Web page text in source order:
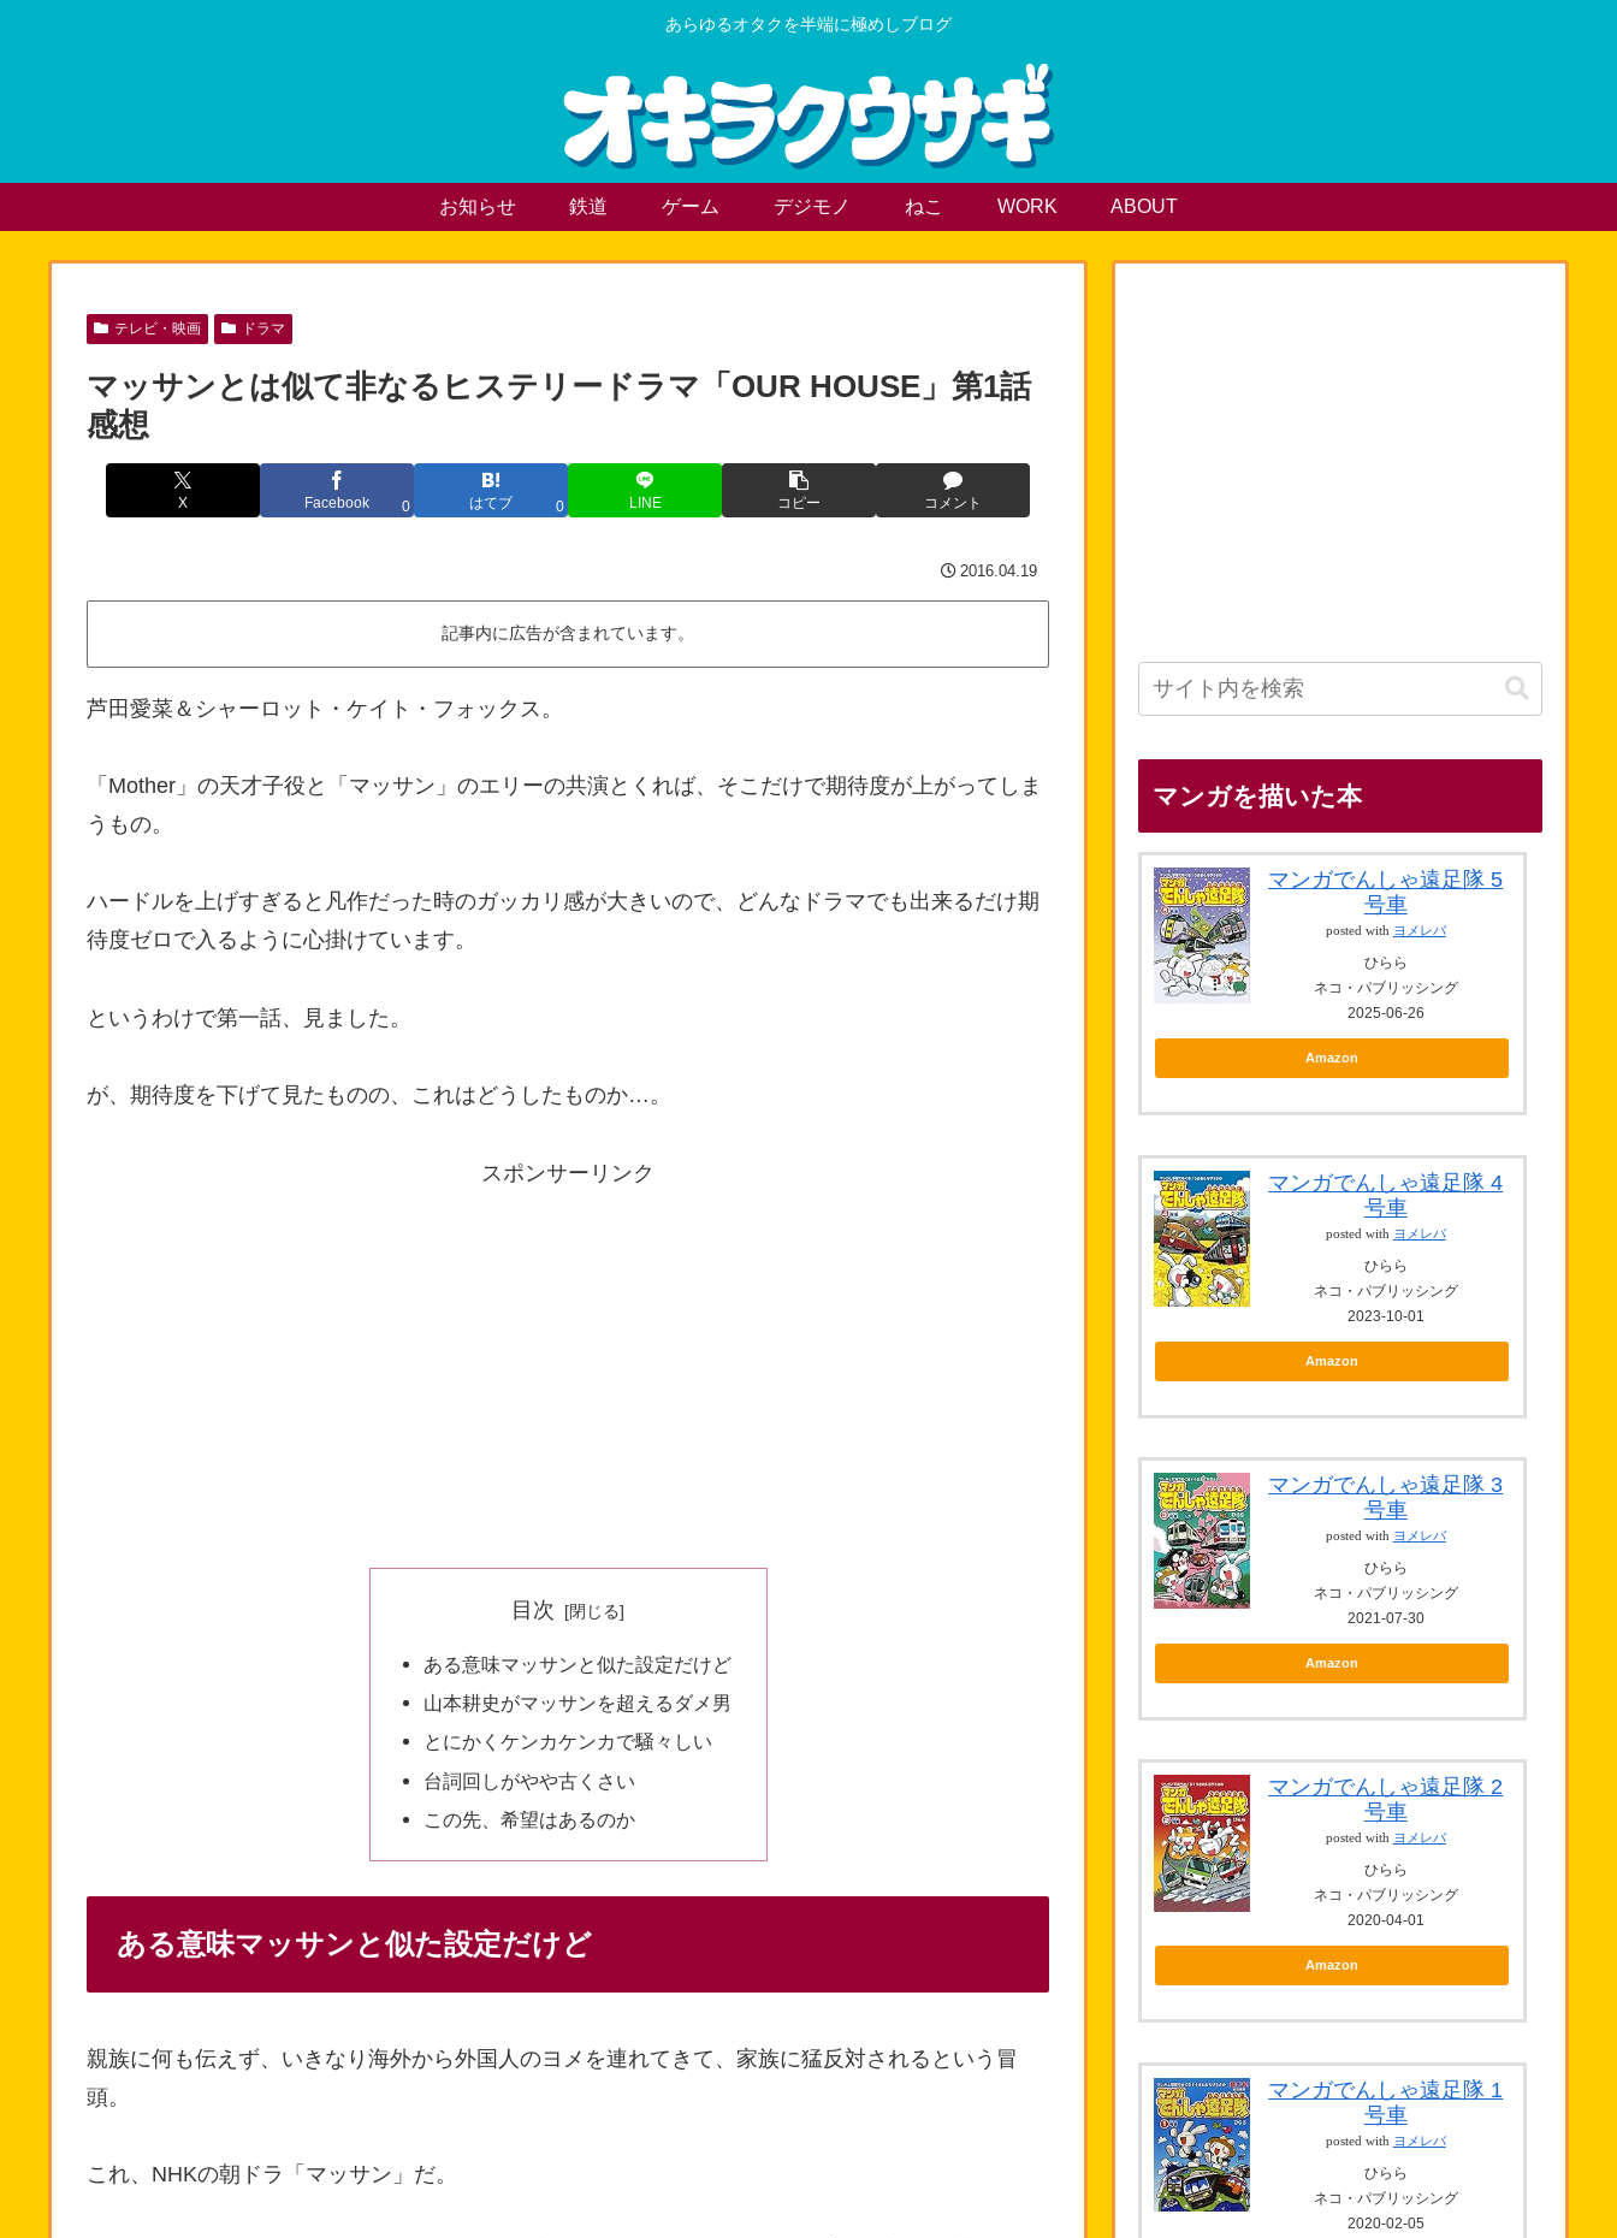
あらゆるオタクを半端に極めしブログ
お知らせ 鉄道 ゲーム デジモノ ねこ WORK ABOUT
テレビ・映画 ドラマ
マッサンとは似て非なるヒステリードラマ「OUR HOUSE」第1話
感想
X Facebook 0 はてブ 0 LINE コピー コメント
2016.04.19
記事内に広告が含まれています。
芦田愛菜＆シャーロット・ケイト・フォックス。
「Mother」の天才子役と「マッサン」のエリーの共演とくれば、そこだけで期待度が上がってしま
うもの。
ハードルを上げすぎると凡作だった時のガッカリ感が大きいので、どんなドラマでも出来るだけ期
待度ゼロで入るように心掛けています。
というわけで第一話、見ました。
が、期待度を下げて見たものの、これはどうしたものか…。
スポンサーリンク
目次
ある意味マッサンと似た設定だけど
山本耕史がマッサンを超えるダメ男
とにかくケンカケンカで騒々しい
台詞回しがやや古くさい
この先、希望はあるのか
ある意味マッサンと似た設定だけど
親族に何も伝えず、いきなり海外から外国人のヨメを連れてきて、家族に猛反対されるという冒
頭。
これ、NHKの朝ドラ「マッサン」だ。
マンガを描いた本
マンガでんしゃ遠足隊 5
号車
posted with ヨメレバ
ひらら
ネコ・パブリッシング
2025-06-26
Amazon
マンガでんしゃ遠足隊 4
号車
posted with ヨメレバ
ひらら
ネコ・パブリッシング
2023-10-01
Amazon
マンガでんしゃ遠足隊 3
号車
posted with ヨメレバ
ひらら
ネコ・パブリッシング
2021-07-30
Amazon
マンガでんしゃ遠足隊 2
号車
posted with ヨメレバ
ひらら
ネコ・パブリッシング
2020-04-01
Amazon
マンガでんしゃ遠足隊 1
号車
posted with ヨメレバ
ひらら
ネコ・パブリッシング
2020-02-05